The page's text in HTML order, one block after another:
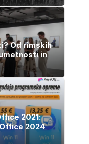
Od rimskih
in
2021:
2024